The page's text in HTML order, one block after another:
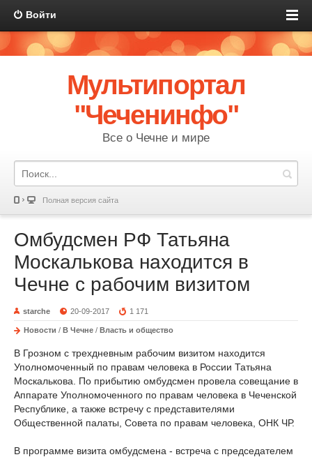
Войти
Мультипортал
"Чеченинфо"
Все о Чечне и мире
Полная версия сайта
Омбудсмен РФ Татьяна
Москалькова находится в
Чечне с рабочим визитом
starche 20-09-2017 1 171
Новости / В Чечне / Власть и общество
В Грозном с трехдневным рабочим визитом находится
Уполномоченный по правам человека в России Татьяна
Москалькова. По прибытию омбудсмен провела совещание в
Аппарате Уполномоченного по правам человека в Чеченской
Республике, а также встречу с представителями
Общественной палаты, Совета по правам человека, ОНК ЧР.
В программе визита омбудсмена - встреча с председателем